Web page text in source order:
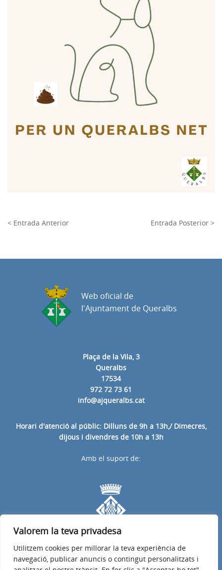
Valorem la teva privadesa
Utilitzem cookies per millorar la teva experiència de
navegació, publicar anuncis o contingut personalitzats i
< Entrada Anterior Entrada Posterior >
Plaça de la Vila, 3
Queralbs
17534
972 72 73 61
info@ajqueralbs.cat
Horari d'atenció al públic: Dilluns de 9h a 13h,/ Dimecres,
dijous i divendres de 10h a 13h
Web oficial de
l'Ajuntament de Queralbs
Amb el suport de: